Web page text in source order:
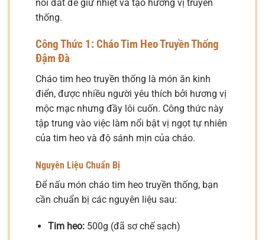
nồi đất để giữ nhiệt và tạo hương vị truyền
thống.
Công Thức 1: Cháo Tim Heo Truyền Thống
Đậm Đà
Cháo tim heo truyền thống là món ăn kinh
điển, được nhiều người yêu thích bởi hương vị
mộc mạc nhưng đầy lôi cuốn. Công thức này
tập trung vào việc làm nổi bật vị ngọt tự nhiên
của tim heo và độ sánh mịn của cháo.
Nguyên Liệu Chuẩn Bị
Để nấu món cháo tim heo truyền thống, bạn
cần chuẩn bị các nguyên liệu sau:
Tim heo:500g (đã sơ chế sạch)